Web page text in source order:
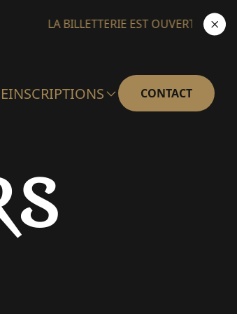
LA BILLETTERIE EST OUVERTE
INSCRIPTIONS CONTACT